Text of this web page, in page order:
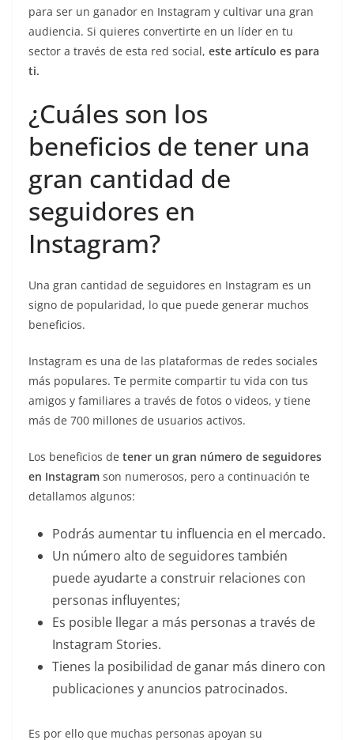
para ser un ganador en Instagram y cultivar una gran
audiencia. Si quieres convertirte en un líder en tu
sector a través de esta red social, este artículo es para
ti.
¿Cuáles son los
beneficios de tener una
gran cantidad de
seguidores en
Instagram?
Una gran cantidad de seguidores en Instagram es un
signo de popularidad, lo que puede generar muchos
beneficios.
Instagram es una de las plataformas de redes sociales
más populares. Te permite compartir tu vida con tus
amigos y familiares a través de fotos o videos, y tiene
más de 700 millones de usuarios activos.
Los beneficios de tener un gran número de seguidores
en Instagram son numerosos, pero a continuación te
detallamos algunos:
Podrás aumentar tu influencia en el mercado.
Un número alto de seguidores también
puede ayudarte a construir relaciones con
personas influyentes;
Es posible llegar a más personas a través de
Instagram Stories.
Tienes la posibilidad de ganar más dinero con
publicaciones y anuncios patrocinados.
Es por ello que muchas personas apoyan su